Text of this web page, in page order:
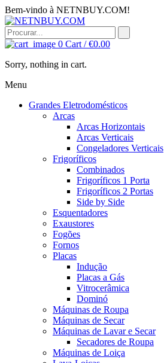
Bem-vindo à NETNBUY.COM!
0 Cart /€0.00
Sorry, nothing in cart.
Menu
Grandes Eletrodomésticos
Arcas
Arcas Horizontais
Arcas Verticais
Congeladores Verticais
Frigoríficos
Combinados
Frigoríficos 1 Porta
Frigoríficos 2 Portas
Side by Side
Esquentadores
Exaustores
Fogões
Fornos
Placas
Indução
Placas a Gás
Vitrocerâmica
Dominó
Máquinas de Roupa
Máquinas de Secar
Máquinas de Lavar e Secar
Secadores de Roupa
Máquinas de Loiça